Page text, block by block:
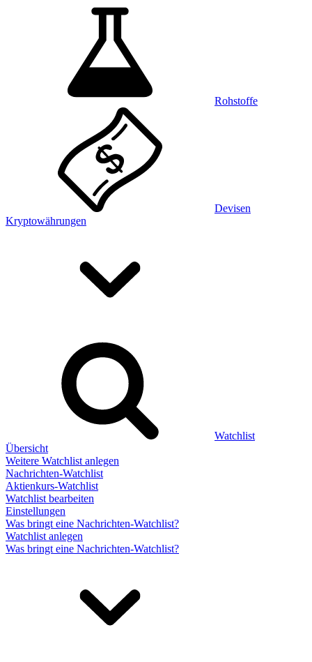
Rohstoffe
Devisen
Kryptowährungen
Watchlist
Übersicht
Weitere Watchlist anlegen
Nachrichten-Watchlist
Aktienkurs-Watchlist
Watchlist bearbeiten
Einstellungen
Was bringt eine Nachrichten-Watchlist?
Watchlist anlegen
Was bringt eine Nachrichten-Watchlist?